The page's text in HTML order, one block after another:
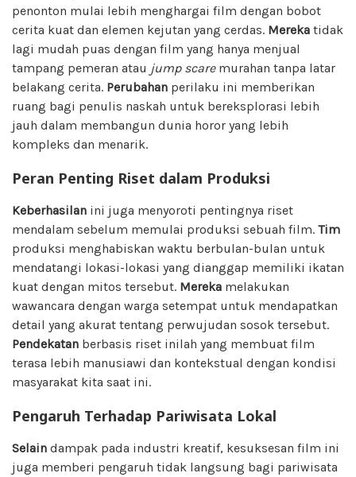
penonton mulai lebih menghargai film dengan bobot
cerita kuat dan elemen kejutan yang cerdas. Mereka tidak
lagi mudah puas dengan film yang hanya menjual
tampang pemeran atau jump scaremurahan tanpa latar
belakang cerita. Perubahan perilaku ini memberikan
ruang bagi penulis naskah untuk bereksplorasi lebih
jauh dalam membangun dunia horor yang lebih
kompleks dan menarik.
Peran Penting Riset dalam Produksi
Keberhasilan ini juga menyoroti pentingnya riset
mendalam sebelum memulai produksi sebuah film. Tim
produksi menghabiskan waktu berbulan-bulan untuk
mendatangi lokasi-lokasi yang dianggap memiliki ikatan
kuat dengan mitos tersebut. Mereka melakukan
wawancara dengan warga setempat untuk mendapatkan
detail yang akurat tentang perwujudan sosok tersebut.
Pendekatan berbasis riset inilah yang membuat film
terasa lebih manusiawi dan kontekstual dengan kondisi
masyarakat kita saat ini.
Pengaruh Terhadap Pariwisata Lokal
Selain dampak pada industri kreatif, kesuksesan film ini
juga memberi pengaruh tidak langsung bagi pariwisata